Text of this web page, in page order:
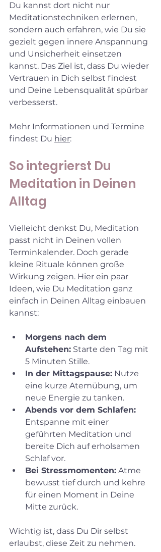
Du kannst dort nicht nur
Meditationstechniken erlernen,
sondern auch erfahren, wie Du sie
gezielt gegen innere Anspannung
und Unsicherheit einsetzen
kannst. Das Ziel ist, dass Du wieder
Vertrauen in Dich selbst findest
und Deine Lebensqualität spürbar
verbesserst.
Mehr Informationen und Termine
findest Du hier:
So integrierst Du
Meditation in Deinen
Alltag
Vielleicht denkst Du, Meditation
passt nicht in Deinen vollen
Terminkalender. Doch gerade
kleine Rituale können große
Wirkung zeigen. Hier ein paar
Ideen, wie Du Meditation ganz
einfach in Deinen Alltag einbauen
kannst:
Morgens nach dem
Aufstehen: Starte den Tag mit
5 Minuten Stille.
In der Mittagspause: Nutze
eine kurze Atemübung, um
neue Energie zu tanken.
Abends vor dem Schlafen:
Entspanne mit einer
geführten Meditation und
bereite Dich auf erholsamen
Schlaf vor.
Bei Stressmomenten: Atme
bewusst tief durch und kehre
für einen Moment in Deine
Mitte zurück.
Wichtig ist, dass Du Dir selbst
erlaubst, diese Zeit zu nehmen.